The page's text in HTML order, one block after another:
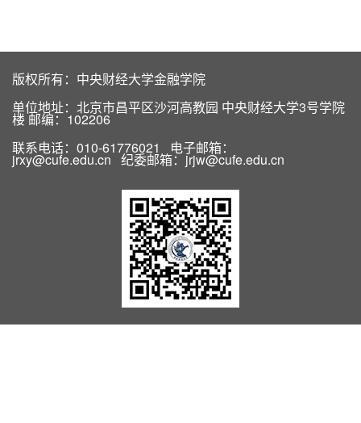
版权所有：中央财经大学金融学院
单位地址：北京市昌平区沙河高教园 中央财经大学3号学院
楼 邮编：102206
联系电话：010-61776021 电子邮箱：
jrxy@cufe.edu.cn 纪委邮箱：jrjw@cufe.edu.cn